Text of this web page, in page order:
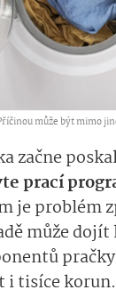
může být mimo
začne
prací
je problém
může
i tisíce korun.